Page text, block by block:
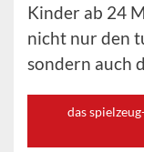
Kinder ab 24
nicht nur den
sondern auch
das